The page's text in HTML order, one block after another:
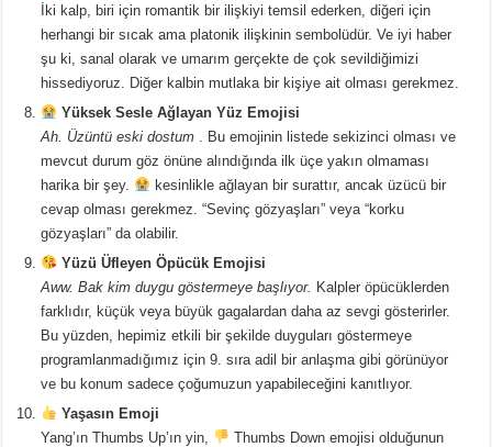
İki kalp, biri için romantik bir ilişkiyi temsil ederken, diğeri için
herhangi bir sıcak ama platonik ilişkinin sembolüdür. Ve iyi haber
şu ki, sanal olarak ve umarım gerçekte de çok sevildiğimizi
hissediyoruz. Diğer kalbin mutlaka bir kişiye ait olması gerekmez.
Yüksek Sesle Ağlayan Yüz Emojisi
Ah. Üzüntü eski dostum . Bu emojinin listede sekizinci olması ve
mevcut durum göz önüne alındığında ilk üçe yakın olmaması
harika bir şey.
kesinlikle ağlayan bir surattır, ancak üzücü bir
cevap olması gerekmez. “Sevinç gözyaşları” veya “korku
gözyaşları” da olabilir.
Yüzü Üfleyen Öpücük Emojisi
Aww. Bak kim duygu göstermeye başlıyor. Kalpler öpücüklerden
farklıdır, küçük veya büyük gagalardan daha az sevgi gösterirler.
Bu yüzden, hepimiz etkili bir şekilde duyguları göstermeye
programlanmadığımız için 9. sıra adil bir anlaşma gibi görünüyor
ve bu konum sadece çoğumuzun yapabileceğini kanıtlıyor.
Yaşasın Emoji
Yang’ın Thumbs Up’ın yin,
Thumbs Down emojisi olduğunun